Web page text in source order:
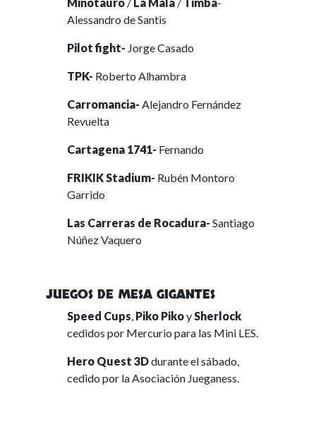
Minotauro/ La Mala/ Timba-
Alessandro de Santis
Pilot fight- Jorge Casado
TPK- Roberto Alhambra
Carromancia- Alejandro Fernández
Revuelta
Cartagena 1741- Fernando
FRIKIK Stadium- Rubén Montoro
Garrido
Las Carreras de Rocadura- Santiago
Núñez Vaquero
JUEGOS DE MESA GIGANTES
Speed Cups, Piko PikoySherlock
cedidos por Mercurio para las Mini LES.
Hero Quest 3Ddurante el sábado,
cedido por la Asociación Jueganess.